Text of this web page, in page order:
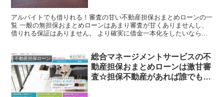
アルバイトでも借りれる！審査の甘い不動産担保おまとめローンの一
覧 一般の無担保おまとめローンはあまり審査が甘くありませんし、
借りれる保証はありません。 より確実に借金一本化をしたいなら
不動産担保ローン
総合マネージメントサービスの不
動産担保おまとめローンは激甘審
査☆担保不動産があれば誰でも借